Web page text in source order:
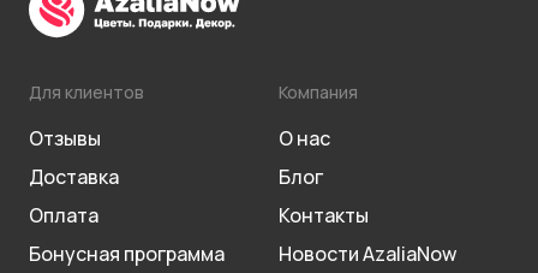
Для клиентов
Отзывы
Доставка
Оплата
Бонусная программа
Компания
О нас
Блог
Контакты
Новости AzaliaNow